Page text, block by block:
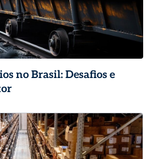
no Brasil: Desafios e